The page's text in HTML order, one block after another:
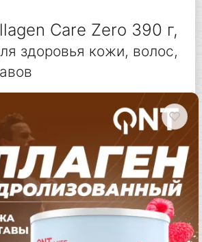
Care Zero 390 г,
здоровья кожи, волос,